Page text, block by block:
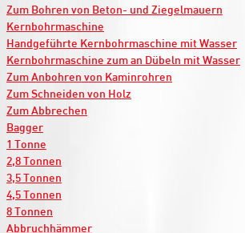
Zum Bohren von Beton- und Ziegelmauern
Kernbohrmaschine
Handgeführte Kernbohrmaschine mit Wasser
Kernbohrmaschine zum an Dübeln mit Wasser
Zum Anbohren von Kaminrohren
Zum Schneiden von Holz
Zum Abbrechen
Bagger
1 Tonne
2,8 Tonnen
3,5 Tonnen
4,5 Tonnen
8 Tonnen
Abbruchhämmer